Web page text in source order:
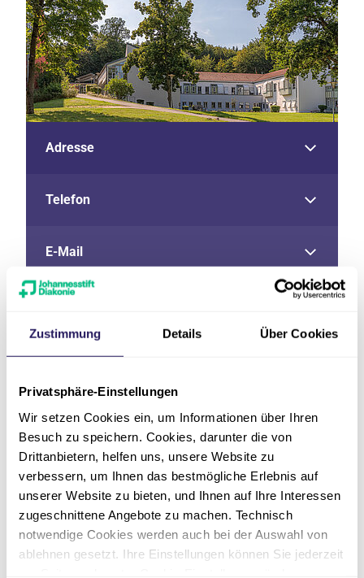
Zustimmung Details Über Cookies
Privatsphäre-Einstellungen
Wir setzen Cookies ein, um Informationen über Ihren
Besuch zu speichern. Cookies, darunter die von
Drittanbietern, helfen uns, unsere Website zu
verbessern, um Ihnen das bestmögliche Erlebnis auf
unserer Website zu bieten, und Ihnen auf Ihre Interessen
zugeschnittene Angebote zu machen. Technisch
notwendige Cookies werden auch bei der Auswahl von
ablehnen gesetzt. Ihre Einstellungen können Sie jederzeit
Adresse
Telefon
E-Mail
Einweiserhotline
Stellenangebote